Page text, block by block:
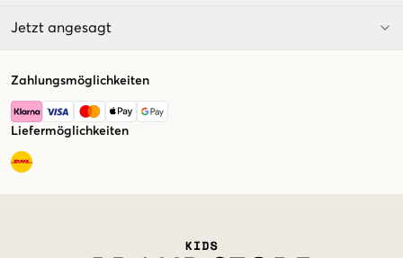
Jetzt angesagt
Zahlungsmöglichkeiten
Liefermöglichkeiten